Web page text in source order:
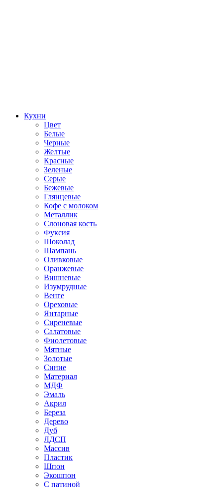
Кухни
Цвет
Белые
Черные
Желтые
Красные
Зеленые
Серые
Бежевые
Глянцевые
Кофе с молоком
Металлик
Слоновая кость
Фуксия
Шоколад
Шампань
Оливковые
Оранжевые
Вишневые
Изумрудные
Венге
Ореховые
Янтарные
Сиреневые
Салатовые
Фиолетовые
Мятные
Золотые
Синие
Материал
МДФ
Эмаль
Акрил
Береза
Дерево
Дуб
ЛДСП
Массив
Пластик
Шпон
Экошпон
С патиной